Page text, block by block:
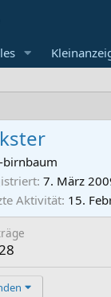
7. März
Aktivität 15.